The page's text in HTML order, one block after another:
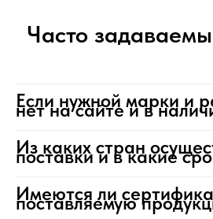
Часто
Если нужной марки и
нет на сайте и в
Из каких стран
поставки и в какие
Имеются ли
поставляемую